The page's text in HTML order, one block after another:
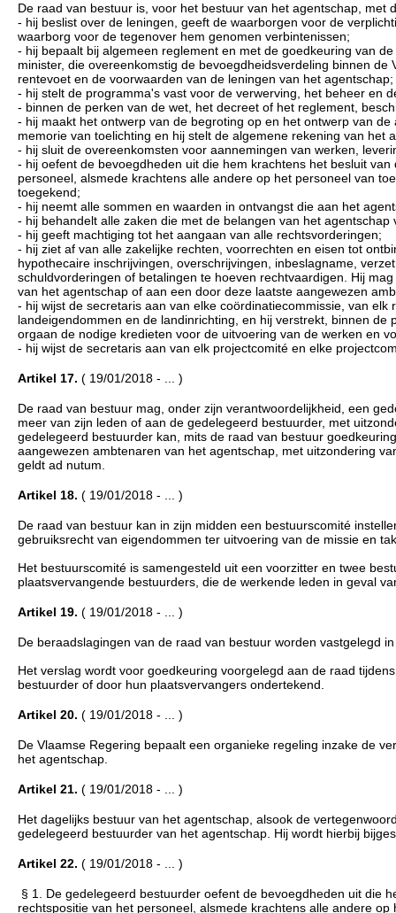
De raad van bestuur is, voor het bestuur van het agentschap,
- hij beslist over de leningen, geeft de waarborgen voor de
waarborg voor de tegenover hem genomen verbintenissen;
- hij bepaalt bij algemeen reglement en met de goedkeuring van
minister, die overeenkomstig de bevoegdheidsverdeling binnen
rentevoet en de voorwaarden van de leningen van het agentschap;
- hij stelt de programma's vast voor de verwerving, het beheer en
- binnen de perken van de wet, het decreet of het reglement,
- hij maakt het ontwerp van de begroting op en het ontwerp van
memorie van toelichting en hij stelt de algemene rekening van het
- hij sluit de overeenkomsten voor aannemingen van werken,
- hij oefent de bevoegdheden uit die hem krachtens het besluit
personeel, alsmede krachtens alle andere op het personeel van
toegekend;
- hij neemt alle sommen en waarden in ontvangst die aan het
- hij behandelt alle zaken die met de belangen van het
- hij geeft machtiging tot het aangaan van alle rechtsvorderingen;
- hij ziet af van alle zakelijke rechten, voorrechten en eisen tot
hypothecaire inschrijvingen, overschrijvingen, inbeslagname,
schuldvorderingen of betalingen te hoeven rechtvaardigen. Hij
van het agentschap of aan een door deze laatste aangewezen
- hij wijst de secretaris aan van elke coördinatiecommissie, van
landeigendommen en de landinrichting, en hij verstrekt, binnen
orgaan de nodige kredieten voor de uitvoering van de werken en
- hij wijst de secretaris aan van elk projectcomité en elke
Artikel 17. ( 19/01/2018 - ... )
De raad van bestuur mag, onder zijn verantwoordelijkheid, een
meer van zijn leden of aan de gedelegeerd bestuurder, met
gedelegeerd bestuurder kan, mits de raad van bestuur
aangewezen ambtenaren van het agentschap, met uitzondering
geldt ad nutum.
Artikel 18. ( 19/01/2018 - ... )
De raad van bestuur kan in zijn midden een bestuurscomité
gebruiksrecht van eigendommen ter uitvoering van de missie en
Het bestuurscomité is samengesteld uit een voorzitter en twee
plaatsvervangende bestuurders, die de werkende leden in geval
Artikel 19. ( 19/01/2018 - ... )
De beraadslagingen van de raad van bestuur worden vastgelegd
Het verslag wordt voor goedkeuring voorgelegd aan de raad
bestuurder of door hun plaatsvervangers ondertekend.
Artikel 20. ( 19/01/2018 - ... )
De Vlaamse Regering bepaalt een organieke regeling inzake de
het agentschap.
Artikel 21. ( 19/01/2018 - ... )
Het dagelijks bestuur van het agentschap, alsook de
gedelegeerd bestuurder van het agentschap. Hij wordt hierbij
Artikel 22. ( 19/01/2018 - ... )
§ 1. De gedelegeerd bestuurder oefent de bevoegdheden uit die
rechtspositie van het personeel, alsmede krachtens alle andere